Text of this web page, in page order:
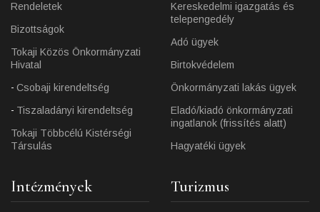
Rendeletek
Bizottságok
Tokaji Közös Önkormányzati
Hivatal
Csobaji kirendeltség
Tiszaladányi kirendeltség
Tokaji Többcélú Kistérségi
Társulás
Kereskedelmi igazgatás és
telepengedély
Adó ügyek
Birtokvédelem
Önkormányzati lakás ügyek
Eladó/kiadó önkormányzati
ingatlanok (frissítés alatt)
Hagyatéki ügyek
Intézmények Turizmus